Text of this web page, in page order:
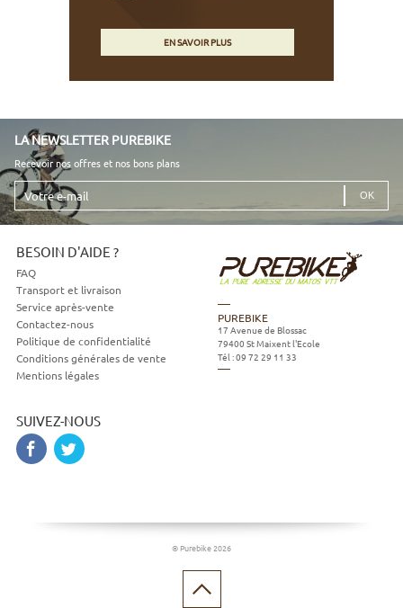
EN SAVOIR PLUS
LA NEWSLETTER PUREBIKE
Recevoir nos offres et nos bons plans
Votre
e-
mail
BESOIN D'AIDE ?
FAQ
Transport et livraison
Service après-vente
Contactez-nous
Politique de confidentialité
Conditions générales de vente
Mentions légales
SUIVEZ-NOUS
PUREBIKE
17 Avenue de Blossac
79400 St Maixent l'Ecole
Tél :09 72 29 11 33
© Purebike 2026